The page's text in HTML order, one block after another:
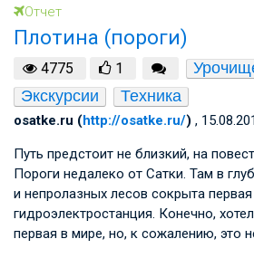
Отчет
Плотина (пороги)
4775 1
Экскурсии
Техника
osatke.ru (http://osatke.ru/) ,
Путь предстоит не близкий, на
Пороги недалеко от Сатки. Там в
и непролазных лесов сокрыта
гидроэлектростанция. Конечно,
первая в мире, но, к сожалению, это